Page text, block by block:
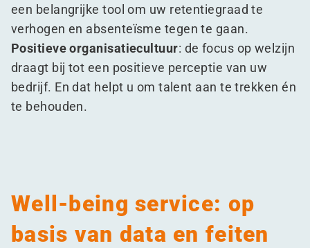
een belangrijke tool om uw retentiegraad te
verhogen en absenteïsme tegen te gaan.
Positieve organisatiecultuur: de focus op welzijn
draagt bij tot een positieve perceptie van uw
bedrijf. En dat helpt u om talent aan te trekken én
te behouden.
Well-being service: op
basis van data en feiten